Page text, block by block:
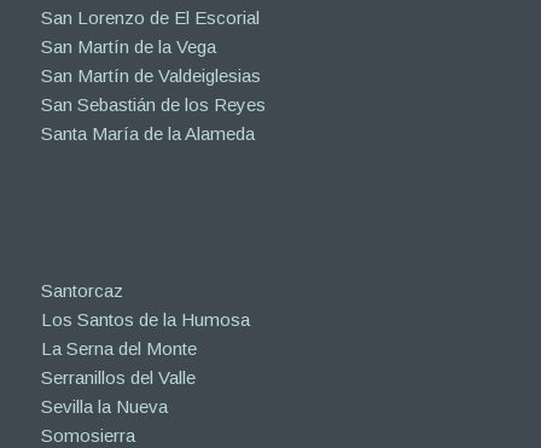
San Lorenzo de El Escorial
San Martín de la Vega
San Martín de Valdeiglesias
San Sebastián de los Reyes
Santa María de la Alameda
Santorcaz
Los Santos de la Humosa
La Serna del Monte
Serranillos del Valle
Sevilla la Nueva
Somosierra